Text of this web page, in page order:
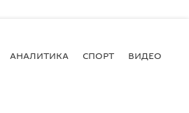
АНАЛИТИКА СПОРТ ВИДЕО